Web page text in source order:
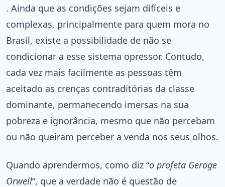
. Ainda que as condições sejam difíceis e
complexas, principalmente para quem mora no
Brasil, existe a possibilidade de não se
condicionar a esse sistema opressor. Contudo,
cada vez mais facilmente as pessoas têm
aceitado as crenças contraditórias da classe
dominante, permanecendo imersas na sua
pobreza e ignorância, mesmo que não percebam
ou não queiram perceber a venda nos seus olhos.
Quando aprendermos, como diz “o profeta Geroge
Orwell“, que a verdade não é questão de